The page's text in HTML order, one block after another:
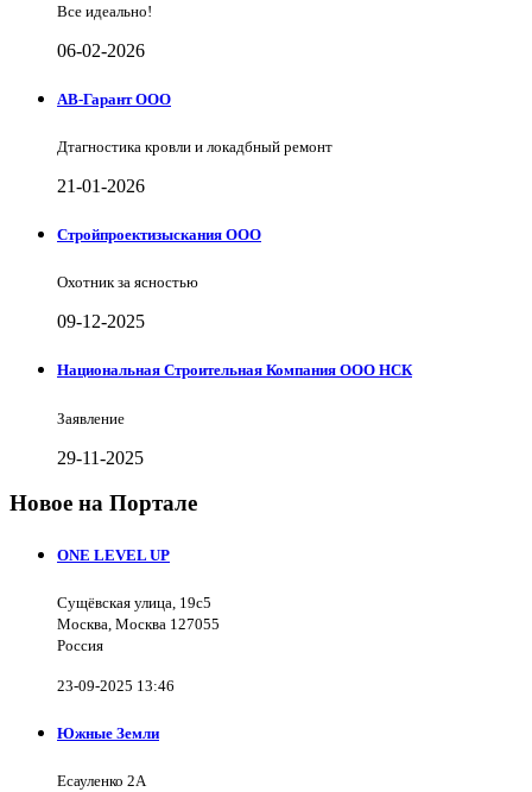
Все идеально!
06-02-2026
АВ-Гарант ООО
Дтагностика кровли и локадбный ремонт
21-01-2026
Стройпроектизыскания ООО
Охотник за ясностью
09-12-2025
Национальная Строительная Компания ООО НСК
Заявление
29-11-2025
Новое на Портале
ONE LEVEL UP
Сущёвская улица, 19с5
Москва, Москва 127055
Россия
23-09-2025 13:46
Южные Земли
Есауленко 2А